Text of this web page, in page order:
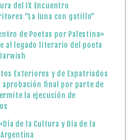
del IX Encuentro
“La luna con gatillo”
de Poetas por Palestina»
al legado literario del poeta
Exteriores y de Expatriados
aprobación final por parte de
la ejecución de
de la Cultura y Día de la